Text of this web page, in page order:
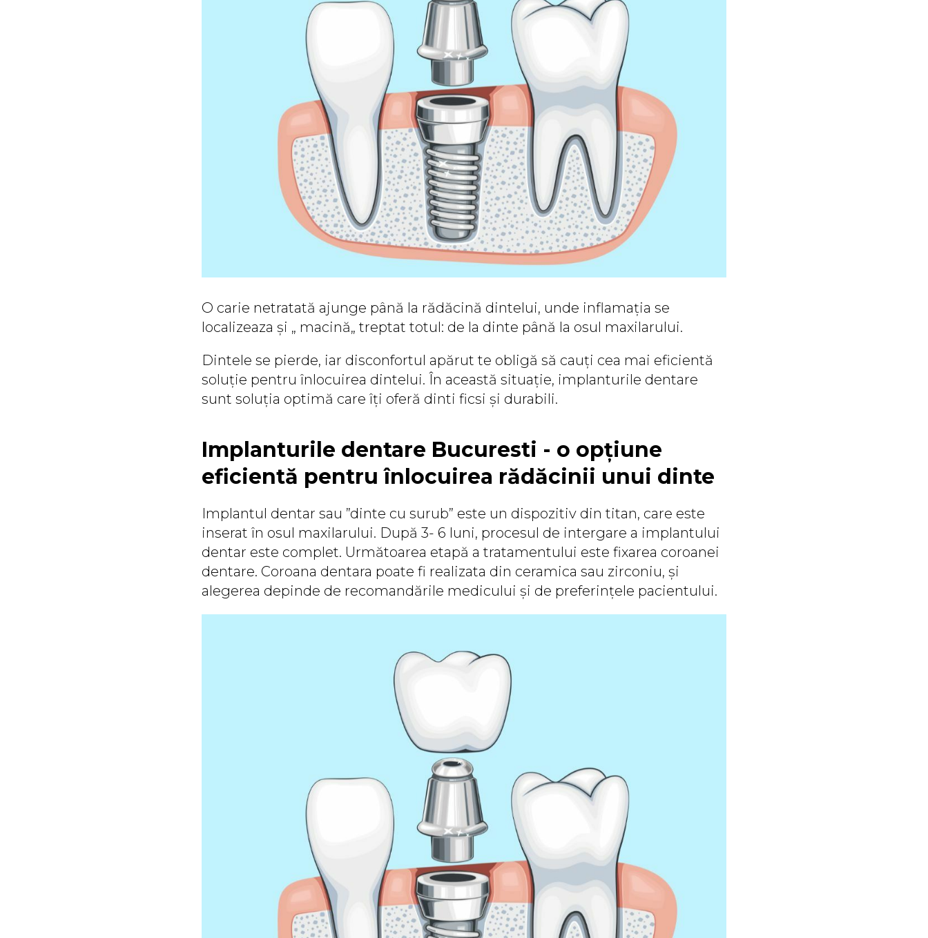
O carie netratată ajunge până la rădăcină dintelui, unde inflamația se
localizeaza și „ macină„ treptat totul: de la dinte până la osul maxilarului.
Dintele se pierde, iar disconfortul apărut te obligă să cauți cea mai eficientă
soluție pentru înlocuirea dintelui. În această situație, implanturile dentare
sunt soluția optimă care îți oferă dinti ficsi și durabili.
Implanturile dentare Bucuresti - o opțiune
eficientă pentru înlocuirea rădăcinii unui dinte
Implantul dentar sau ”dinte cu surub” este un dispozitiv din titan, care este
inserat în osul maxilarului. După 3- 6 luni, procesul de intergare a implantului
dentar este complet. Următoarea etapă a tratamentului este fixarea coroanei
dentare. Coroana dentara poate fi realizata din ceramica sau zirconiu, și
alegerea depinde de recomandările medicului și de preferințele pacientului.